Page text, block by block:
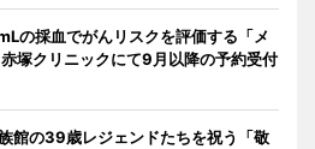
の採血でがんリスクを評価する「メ
塚クリニックにて9月以降の予約受付
館の39歳レジェンドたちを祝う「敬